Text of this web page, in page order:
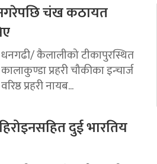
नगरेपछि चंख कठायत
धनगढी/ कैलालीको टीकापुरस्थित
कालाकुण्डा प्रहरी चौकीका इन्चार्ज
वरिष्ठ प्रहरी नायब...
दुई भारतिय